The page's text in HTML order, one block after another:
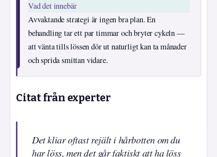
Vad det innebär
Avvaktande strategi är ingen bra plan. En
behandling tar ett par timmar och bryter cykeln —
att vänta tills lössen dör ut naturligt kan ta månader
och sprida smittan vidare.
Citat från experter
Det kliar oftast rejält i hårbotten om du
har löss, men det går faktiskt att ha löss